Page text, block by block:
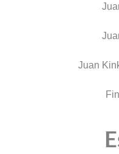
Juan